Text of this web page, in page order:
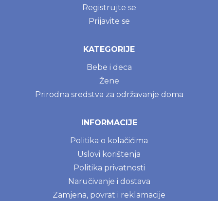
Registrujte se
Prijavite se
KATEGORIJE
Bebe i deca
Žene
Prirodna sredstva za održavanje doma
INFORMACIJE
Politika o kolačićima
Uslovi korištenja
Politika privatnosti
Naručivanje i dostava
Zamjena, povrat i reklamacije